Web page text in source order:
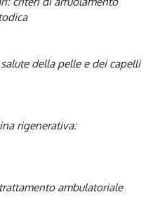
della pelle e dei capelli
rigenerativa:
ambulatoriale